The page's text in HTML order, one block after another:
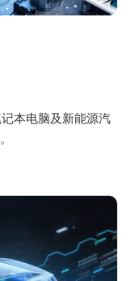
本电脑及新能源汽